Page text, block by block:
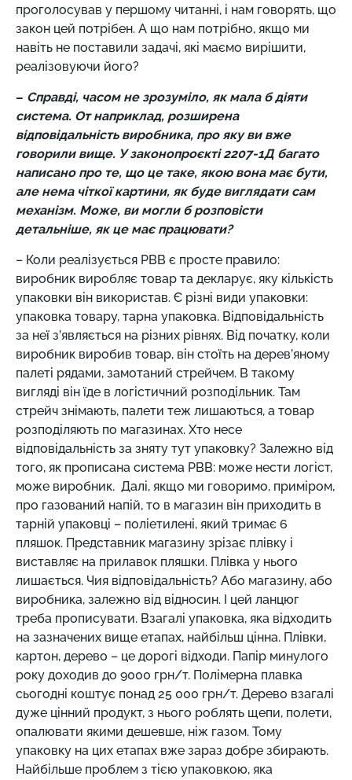
проголосував у першому читанні, і нам говорять, що
закон цей потрібен. А що нам потрібно, якщо ми
навіть не поставили задачі, які маємо вирішити,
реалізовуючи його?
– Справді, часом не зрозуміло, як мала б діяти
система. От наприклад, розширена
відповідальність виробника, про яку ви вже
говорили вище. У законопроєкті 2207-1Д багато
написано про те, що це таке, якою вона має бути,
але нема чіткої картини, як буде виглядати сам
механізм. Може, ви могли б розповісти
детальніше, як це має працювати?
– Коли реалізується РВВ є просте правило:
виробник виробляє товар та декларує, яку кількість
упаковки він використав. Є різні види упаковки:
упаковка товару, тарна упаковка. Відповідальність
за неї з’являється на різних рівнях. Від початку, коли
виробник виробив товар, він стоїть на дерев’яному
палеті рядами, замотаний стрейчем. В такому
вигляді він їде в логістичний розподільник. Там
стрейч знімають, палети теж лишаються, а товар
розподіляють по магазинах. Хто несе
відповідальність за зняту тут упаковку? Залежно від
того, як прописана система РВВ: може нести логіст,
може виробник. Далі, якщо ми говоримо, приміром,
про газований напій, то в магазин він приходить в
тарній упаковці – поліетилені, який тримає 6
пляшок. Представник магазину зрізає плівку і
виставляє на прилавок пляшки. Плівка у нього
лишається. Чия відповідальність? Або магазину, або
виробника, залежно від відносин. І цей ланцюг
треба прописувати. Взагалі упаковка, яка відходить
на зазначених вище етапах, найбільш цінна. Плівки,
картон, дерево – це дорогі відходи. Папір минулого
року доходив до 9000 грн/т. Полімерна плавка
сьогодні коштує понад 25 000 грн/т. Дерево взагалі
дуже цінний продукт, з нього роблять щепи, полети,
опалювати якими дешевше, ніж газом. Тому
упаковку на цих етапах вже зараз добре збирають.
Найбільше проблем з тією упаковкою, яка